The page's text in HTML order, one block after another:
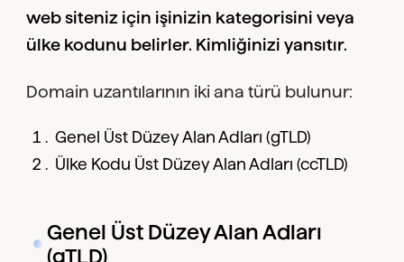
web siteniz için işinizin kategorisini veya
ülke kodunu belirler. Kimliğinizi yansıtır.
Domain uzantılarının iki ana türü bulunur:
Genel Üst Düzey Alan Adları (gTLD)
Ülke Kodu Üst Düzey Alan Adları (ccTLD)
Genel Üst Düzey Alan Adları
(gTLD)